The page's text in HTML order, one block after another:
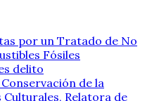
por un Tratado de No
Fósiles
delito
de la
Relatora de